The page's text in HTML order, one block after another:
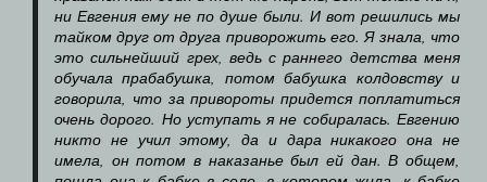
ни Евгения ему не по душе были. И вот решились мы
тайком друг от друга приворожить его. Я знала, что
это сильнейший грех, ведь с раннего детства меня
обучала прабабушка, потом бабушка колдовству и
говорила, что за привороты придется поплатиться
очень дорого. Но уступать я не собиралась. Евгению
никто не учил этому, да и дара никакого она не
имела, он потом в наказанье был ей дан. В общем,